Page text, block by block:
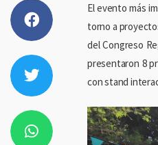
El evento más
torno a
del Congreso
presentaron 8
con stand